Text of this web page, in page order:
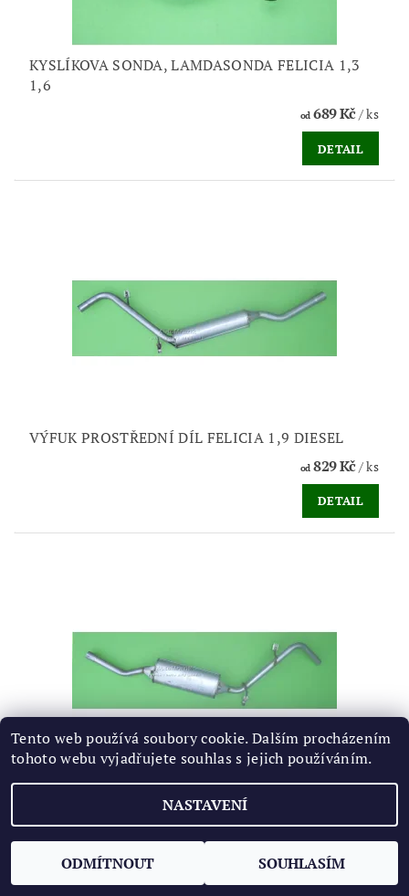
KYSLÍKOVA SONDA, LAMDASONDA FELICIA 1,3
1,6
od689 Kč/ ks
DETAIL
VÝFUK PROSTŘEDNÍ DÍL FELICIA 1,9 DIESEL
od829 Kč/ ks
DETAIL
VÝFUK PROSTŘEDNÍ DÍL FELICIA 1,6MPI
DETAIL
Tento web používá soubory cookie. Dalším procházením
tohoto webu vyjadřujete souhlas s jejich používáním.
NASTAVENÍ
ODMÍTNOUT SOUHLASÍM